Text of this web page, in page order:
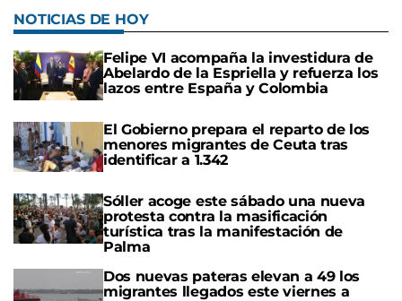
NOTICIAS DE HOY
Felipe VI acompaña la investidura de
Abelardo de la Espriella y refuerza los
lazos entre España y Colombia
El Gobierno prepara el reparto de los
menores migrantes de Ceuta tras
identificar a 1.342
Sóller acoge este sábado una nueva
protesta contra la masificación
turística tras la manifestación de
Palma
Dos nuevas pateras elevan a 49 los
migrantes llegados este viernes a